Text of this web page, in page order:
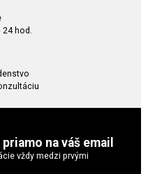
24 hod.
na váš email
vždy medzi prvými